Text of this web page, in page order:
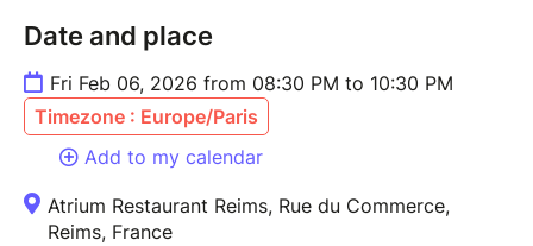
Date and place
Fri Feb 06, 2026 from 08:30 PM to 10:30 PM
Timezone : Europe/Paris
Add to my calendar
Atrium Restaurant Reims, Rue du Commerce,
Reims, France